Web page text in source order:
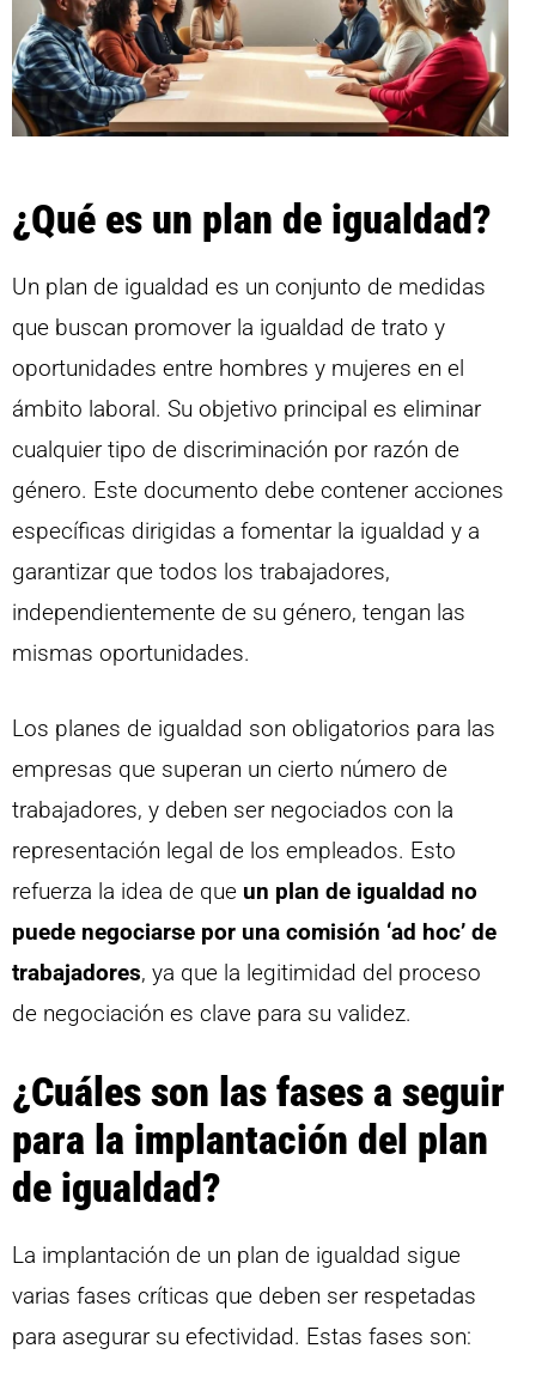
¿Qué es un plan de igualdad?
Un plan de igualdad es un conjunto de medidas
que buscan promover la igualdad de trato y
oportunidades entre hombres y mujeres en el
ámbito laboral. Su objetivo principal es eliminar
cualquier tipo de discriminación por razón de
género. Este documento debe contener acciones
específicas dirigidas a fomentar la igualdad y a
garantizar que todos los trabajadores,
independientemente de su género, tengan las
mismas oportunidades.
Los planes de igualdad son obligatorios para las
empresas que superan un cierto número de
trabajadores, y deben ser negociados con la
representación legal de los empleados. Esto
refuerza la idea de que un plan de igualdad no
puede negociarse por una comisión ‘ad hoc’ de
trabajadores, ya que la legitimidad del proceso
de negociación es clave para su validez.
¿Cuáles son las fases a seguir
para la implantación del plan
de igualdad?
La implantación de un plan de igualdad sigue
varias fases críticas que deben ser respetadas
para asegurar su efectividad. Estas fases son: